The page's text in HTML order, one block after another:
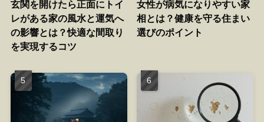
玄関を開けたら正面にトイ
レがある家の風水と運気へ
の影響とは？快適な間取り
を実現するコツ
女性が病気になりやすい家
相とは？健康を守る住まい
選びのポイント